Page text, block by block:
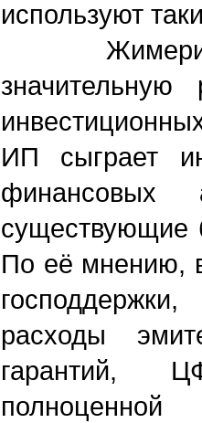
используют
ИП сыграет
существующие
По её мнению,
расходы
гарантий,